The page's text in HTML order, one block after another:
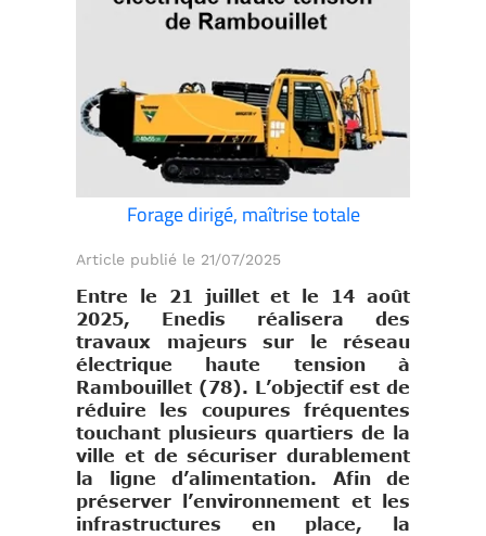
Forage dirigé, maîtrise totale
Article publié le 21/07/2025
Entre le 21 juillet et le 14 août
2025, Enedis réalisera des
travaux majeurs sur le réseau
électrique haute tension à
Rambouillet (78). L’objectif est de
réduire les coupures fréquentes
touchant plusieurs quartiers de la
ville et de sécuriser durablement
la ligne d’alimentation. Afin de
préserver l’environnement et les
infrastructures en place, la